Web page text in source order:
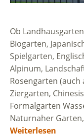
Ob
Biogarten,
Spielgarten,
Alpinum,
Rosengarten
Ziergarten,
Formalgarten
Naturnaher
Weiterlesen